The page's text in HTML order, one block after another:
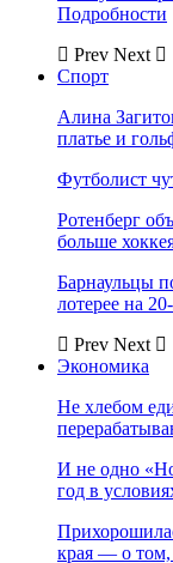
Подробности
Prev Next
Спорт
Алина
платье и
Футболист
Ротенберг
больше
Барнаульцы
лотерее на
Prev Next
Экономика
Не хлебом
И не одно
год в
края — о